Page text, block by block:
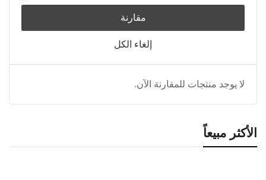
مقارنة
إلغاء الكل
لا يوجد منتجات للمقارنة الآن.
الأكثر مبيعاً